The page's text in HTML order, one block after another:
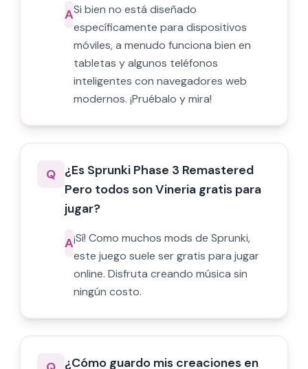
ASi bien no está diseñado
específicamente para dispositivos
móviles, a menudo funciona bien en
tabletas y algunos teléfonos
inteligentes con navegadores web
modernos. ¡Pruébalo y mira!
Q ¿Es Sprunki Phase 3 Remastered
Pero todos son Vineria gratis para
jugar?
A¡Sí! Como muchos mods de Sprunki,
este juego suele ser gratis para jugar
online. Disfruta creando música sin
ningún costo.
¿Cómo guardo mis creaciones en